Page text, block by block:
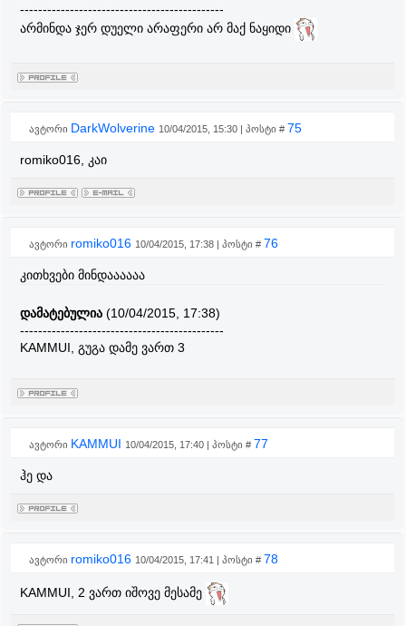
---------------------------------------------
არმინდა ჯერ დუელი არაფერი არ მაქ ნაყიდი
ავტორი DarkWolverine 10/04/2015, 15:30 | პოსტი # 75
romiko016, კაი
ავტორი romiko016 10/04/2015, 17:38 | პოსტი # 76
კითხვები მინდაააააა
დამატებულია (10/04/2015, 17:38)
---------------------------------------------
KAMMUI, გუგა დამე ვართ 3
ავტორი KAMMUI 10/04/2015, 17:40 | პოსტი # 77
ჰე და
ავტორი romiko016 10/04/2015, 17:41 | პოსტი # 78
KAMMUI, 2 ვართ იშოვე მესამე